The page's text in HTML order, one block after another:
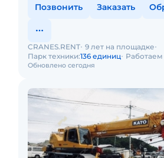
Позвонить Заказать
Обновлено сегодня
CRANES.RENT 9 лет на площадке
Парк техники:136 единиц Работаем